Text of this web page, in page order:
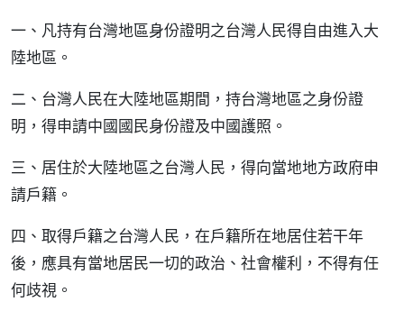
一、凡持有台灣地區身份證明之台灣人民得自由進入大
陸地區。
二、台灣人民在大陸地區期間，持台灣地區之身份證
明，得申請中國國民身份證及中國護照。
三、居住於大陸地區之台灣人民，得向當地地方政府申
請戶籍。
四、取得戶籍之台灣人民，在戶籍所在地居住若干年
後，應具有當地居民一切的政治、社會權利，不得有任
何歧視。